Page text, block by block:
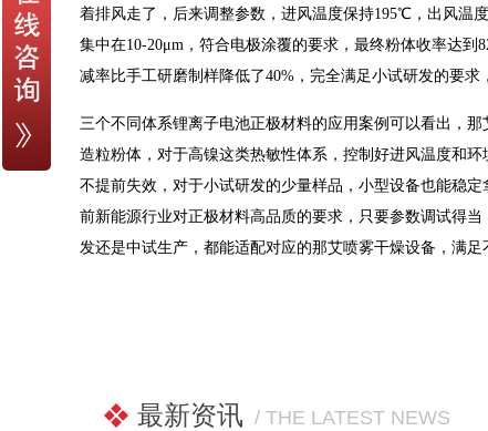
着排风走了，后来调整参数，进风温度保持195℃，出风温
集中在10-20μm，符合电极涂覆的要求，最终粉体收率达
减率比手工研磨制样降低了40%，完全满足小试研发的要
三个不同体系锂离子电池正极材料的应用案例可以看出，
造粒粉体，对于高镍这类热敏性体系，控制好进风温度和
不提前失效，对于小试研发的少量样品，小型设备也能稳
前新能源行业对正极材料高品质的要求，只要参数调试得
发还是中试生产，都能适配对应的那艾喷雾干燥设备，满足
最新资讯 / THE LATEST NEWS